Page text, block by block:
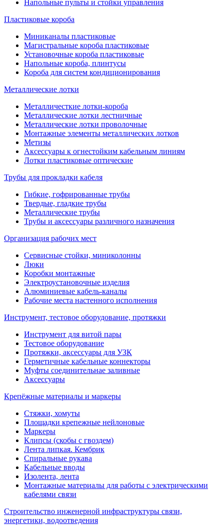
Напольные пульты и стойки управления
Пластиковые короба
Миниканалы пластиковые
Магистральные короба пластиковые
Установочные короба пластиковые
Напольные короба, плинтусы
Короба для систем кондиционирования
Металлические лотки
Металличесткие лотки-короба
Металлические лотки лестничные
Металлические лотки проволочные
Монтажные элементы металлических лотков
Метизы
Аксессуары к огнестойким кабельным линиям
Лотки пластиковые оптические
Трубы для прокладки кабеля
Гибкие, гофрированные трубы
Твердые, гладкие трубы
Металлические трубы
Трубы и аксессуары различного назначения
Организация рабочих мест
Сервисные стойки, миниколонны
Люки
Коробки монтажные
Электроустановочные изделия
Алюминиевые кабель-каналы
Рабочие места настенного исполнения
Инструмент, тестовое оборудование, протяжки
Инструмент для витой пары
Тестовое оборудование
Протяжки, аксессуары для УЗК
Герметичные кабельные коннекторы
Муфты соединительнае заливные
Аксессуары
Крепёжные материалы и маркеры
Стяжки, хомуты
Площадки крепежные нейлоновые
Маркеры
Клипсы (скобы с гвоздем)
Лента липкая. Кембрик
Спиральные рукава
Кабельные вводы
Изолента, лента
Монтажные материалы для работы с электрическими
кабелями связи
Строительство инженерной инфраструктуры связи,
энергетики, водоотведения